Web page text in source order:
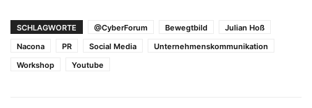
SCHLAGWORTE @CyberForum Bewegtbild
Julian Hoß
Nacona
PR Social Media
Unternehmenskommunikation
Workshop
Youtube